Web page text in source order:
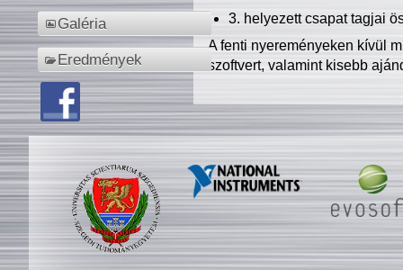
Galéria
Eredmények
3. helyezett csapat tagjai
A fenti nyereményeken kívül
szoftvert, valamint kisebb